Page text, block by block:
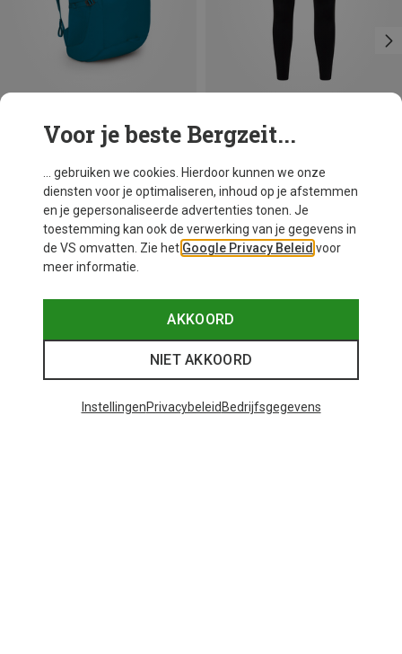
Je bespaart 18% Je bespaart 30%
Voor je beste Bergzeit...
... gebruiken we cookies. Hierdoor kunnen we onze
diensten voor je optimaliseren, inhoud op je afstemmen
en je gepersonaliseerde advertenties tonen. Je
toestemming kan ook de verwerking van je gegevens in
de VS omvatten. Zie het Google Privacy Beleid voor
meer informatie.
AKKOORD
NIET AKKOORD
InstellingenPrivacybeleid Bedrijfsgegevens